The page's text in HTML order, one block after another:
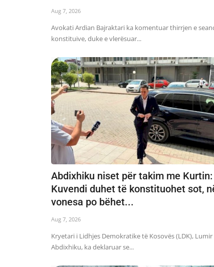
Aug 7, 2026
Avokati Ardian Bajraktari ka komentuar thirrjen e
konstituive, duke e vlerësuar...
Abdixhiku niset për takim me Kurtin:
Kuvendi duhet të konstituohet sot,
vonesa po bëhet...
Aug 7, 2026
Kryetari i Lidhjes Demokratike të Kosovës (LDK), Lumir
Abdixhiku, ka deklaruar se...